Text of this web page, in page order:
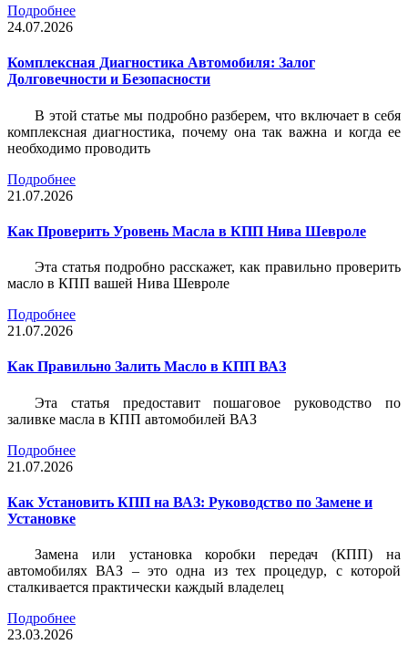
Подробнее
24.07.2026
Комплексная Диагностика Автомобиля: Залог
Долговечности и Безопасности
В этой статье мы подробно разберем, что включает в себя
комплексная диагностика, почему она так важна и когда ее
необходимо проводить
Подробнее
21.07.2026
Как Проверить Уровень Масла в КПП Нива Шевроле
Эта статья подробно расскажет, как правильно проверить
масло в КПП вашей Нива Шевроле
Подробнее
21.07.2026
Как Правильно Залить Масло в КПП ВАЗ
Эта статья предоставит пошаговое руководство по
заливке масла в КПП автомобилей ВАЗ
Подробнее
21.07.2026
Как Установить КПП на ВАЗ: Руководство по Замене и
Установке
Замена или установка коробки передач (КПП) на
автомобилях ВАЗ – это одна из тех процедур, с которой
сталкивается практически каждый владелец
Подробнее
23.03.2026